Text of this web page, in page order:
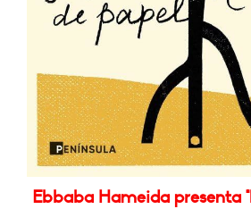
Ebbaba Hameida presenta